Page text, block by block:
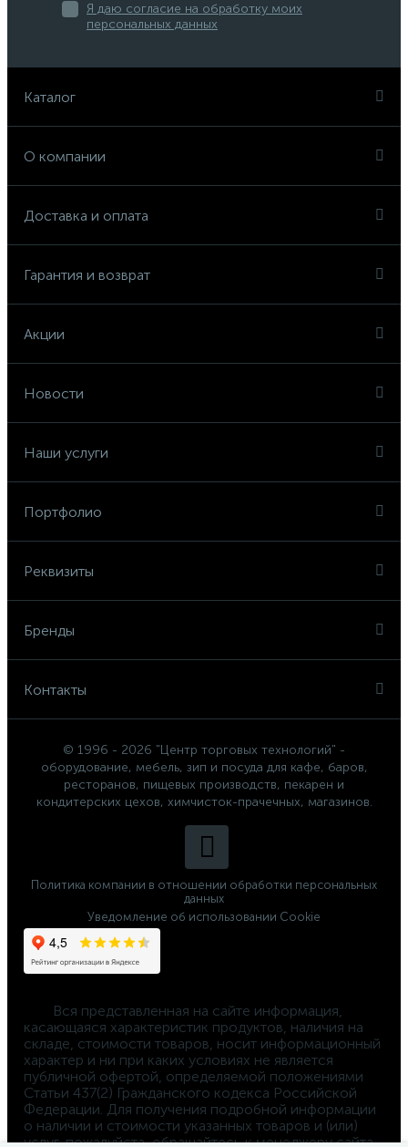
Я даю согласие на обработку моих
персональных данных
Каталог
О компании
Доставка и оплата
Гарантия и возврат
Акции
Новости
Наши услуги
Портфолио
Реквизиты
Бренды
Контакты
© 1996 - 2026 "Центр торговых технологий" -
оборудование, мебель, зип и посуда для кафе, баров,
ресторанов, пищевых производств, пекарен и
кондитерских цехов, химчисток-прачечных, магазинов.
Политика компании в отношении обработки персональных
данных
Уведомление об использовании Cookie
касающаяся характеристик продуктов, наличия на
складе, стоимости товаров, носит информационный
характер и ни при каких условиях не является
публичной офертой, определяемой положениями
Статьи 437(2) Гражданского кодекса Российской
Федерации. Для получения подробной информации
о наличии и стоимости указанных товаров и (или)
услуг, пожалуйста, обращайтесь к менеджеру сайта